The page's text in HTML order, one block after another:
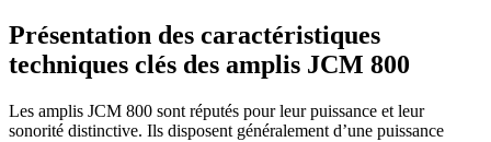
Présentation des caractéristiques
techniques clés des amplis JCM 800
Les amplis JCM 800 sont réputés pour leur puissance et leur
sonorité distinctive. Ils disposent généralement d’une puissance